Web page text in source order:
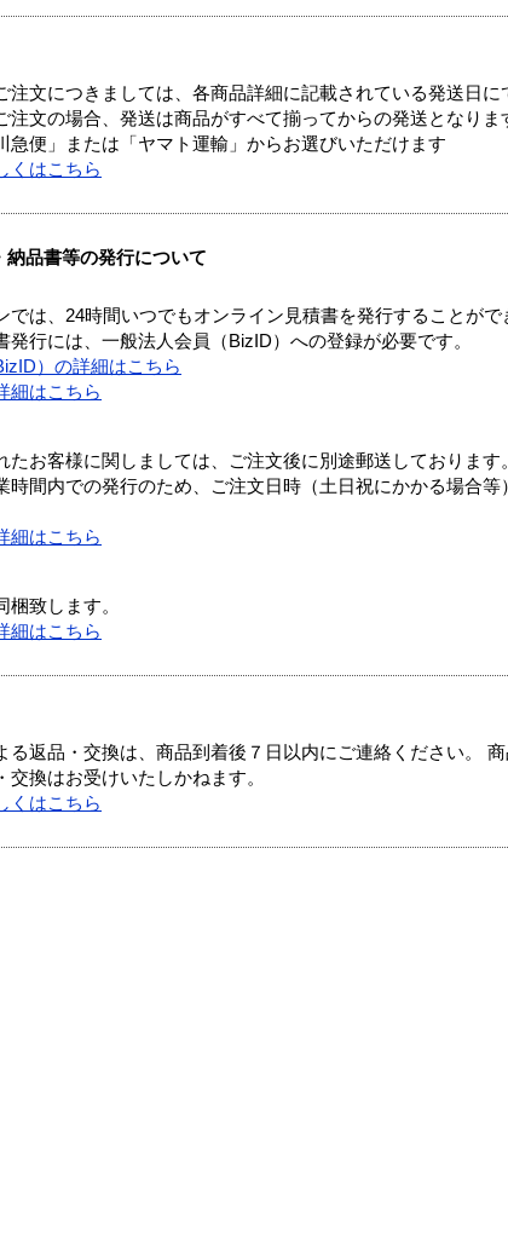
注文につきましては、各商品詳細に記載されている発送日に
注文の場合、発送は商品がすべて揃ってからの発送となりま
便」または「ヤマト運輸」からお選びいただけます
くはこちら
納品書等の発行について
では、24時間いつでもオンライン見積書を発行することがで
行には、一般法人会員（BizID）への登録が必要です。
）の詳細はこちら
細はこちら
たお客様に関しましては、ご注文後に別途郵送しております。
時間内での発行のため、ご注文日時（土日祝にかかる場合
細はこちら
梱致します。
細はこちら
る返品・交換は、商品到着後７日以内にご連絡ください。
交換はお受けいたしかねます。
くはこちら